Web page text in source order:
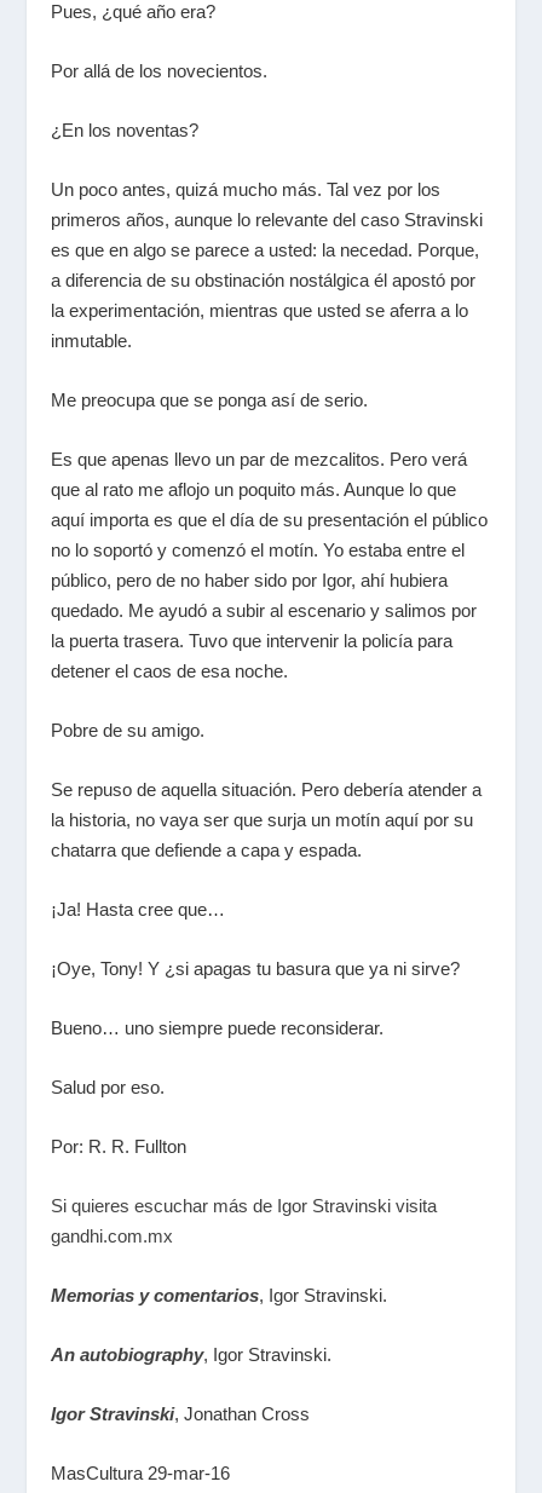
Pues, ¿qué año era?
Por allá de los novecientos.
¿En los noventas?
Un poco antes, quizá mucho más. Tal vez por los
primeros años, aunque lo relevante del caso Stravinski
es que en algo se parece a usted: la necedad. Porque,
a diferencia de su obstinación nostálgica él apostó por
la experimentación, mientras que usted se aferra a lo
inmutable.
Me preocupa que se ponga así de serio.
Es que apenas llevo un par de mezcalitos. Pero verá
que al rato me aflojo un poquito más. Aunque lo que
aquí importa es que el día de su presentación el público
no lo soportó y comenzó el motín. Yo estaba entre el
público, pero de no haber sido por Igor, ahí hubiera
quedado. Me ayudó a subir al escenario y salimos por
la puerta trasera. Tuvo que intervenir la policía para
detener el caos de esa noche.
Pobre de su amigo.
Se repuso de aquella situación. Pero debería atender a
la historia, no vaya ser que surja un motín aquí por su
chatarra que defiende a capa y espada.
¡Ja! Hasta cree que…
¡Oye, Tony! Y ¿si apagas tu basura que ya ni sirve?
Bueno… uno siempre puede reconsiderar.
Salud por eso.
Por: R. R. Fullton
Si quieres escuchar más de Igor Stravinski visita
gandhi.com.mx
Memorias y comentarios, Igor Stravinski.
An autobiography, Igor Stravinski.
Igor Stravinski, Jonathan Cross
MasCultura 29-mar-16